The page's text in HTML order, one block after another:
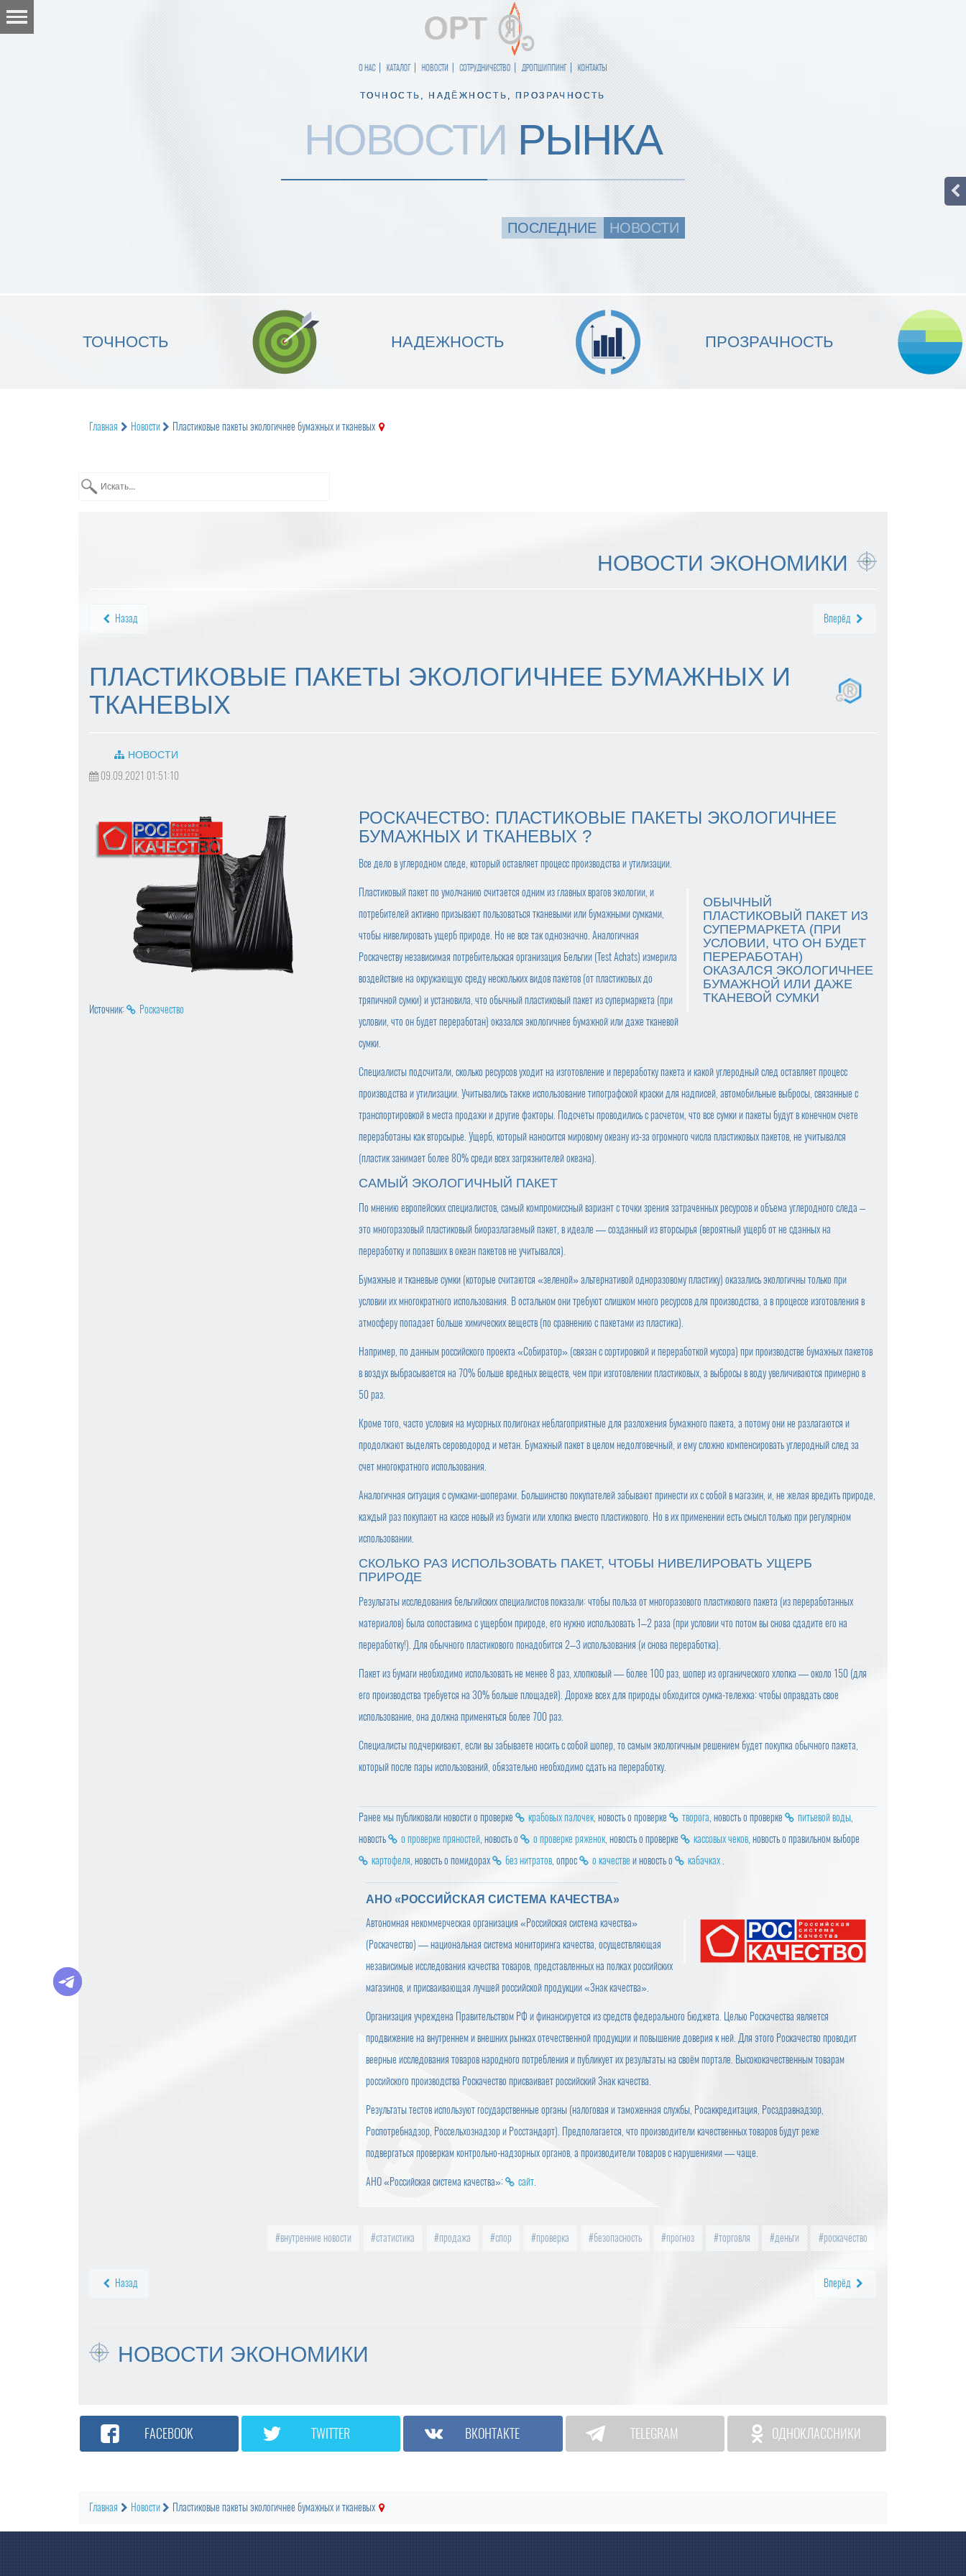
О НАС КАТАЛОГ НОВОСТИ СОТРУДНИЧЕСТВО ДРОПШИППИНГ КОНТАКТЫ
ТОЧНОСТЬ, НАДЁЖНОСТЬ, ПРОЗРАЧНОСТЬ
НОВОСТИ РЫНКА
ПОСЛЕДНИЕ НОВОСТИ
ТОЧНОСТЬ
МЫ ГАРАНТИРУЕМ ТОЧНОСТЬ
ИСПОЛНЕНИЯ
НАДЕЖНОСТЬ
МЫ ОБЕСПЕЧИВАЕМ
НАДЕЖНОСТЬ ИСПОЛНЕНИЯ
ПРОЗРАЧНОСТЬ
Главная Новости Пластиковые пакеты экологичнее бумажных и тканевых
НОВОСТИ ЭКОНОМИКИ
Назад Вперёд
ПЛАСТИКОВЫЕ ПАКЕТЫ ЭКОЛОГИЧНЕЕ БУМАЖНЫХ И
ТКАНЕВЫХ
НОВОСТИ
09.09.2021 01:51:10
Источник: Роскачество
РОСКАЧЕСТВО: ПЛАСТИКОВЫЕ ПАКЕТЫ ЭКОЛОГИЧНЕЕ
БУМАЖНЫХ И ТКАНЕВЫХ ?
Все дело в углеродном следе, который оставляет процесс производства и утилизации.
ОБЫЧНЫЙ
ПЛАСТИКОВЫЙ ПАКЕТ ИЗ
СУПЕРМАРКЕТА (ПРИ
УСЛОВИИ, ЧТО ОН БУДЕТ
ПЕРЕРАБОТАН)
ОКАЗАЛСЯ ЭКОЛОГИЧНЕЕ
БУМАЖНОЙ ИЛИ ДАЖЕ
ТКАНЕВОЙ СУМКИ
Пластиковый пакет по умолчанию считается одним из главных врагов экологии, и
потребителей активно призывают пользоваться тканевыми или бумажными сумками,
чтобы нивелировать ущерб природе. Но не все так однозначно. Аналогичная
Роскачеству независимая потребительская организация Бельгии (Test Aсhats) измерила
воздействие на окружающую среду нескольких видов пакетов (от пластиковых до
тряпичной сумки) и установила, что обычный пластиковый пакет из супермаркета (при
условии, что он будет переработан) оказался экологичнее бумажной или даже тканевой
сумки.
Специалисты подсчитали, сколько ресурсов уходит на изготовление и переработку пакета и какой углеродный след оставляет процесс
производства и утилизации. Учитывались также использование типографской краски для надписей, автомобильные выбросы, связанные с
транспортировкой в места продажи и другие факторы. Подсчеты проводились с расчетом, что все сумки и пакеты будут в конечном счете
переработаны как вторсырье. Ущерб, который наносится мировому океану из-за огромного числа пластиковых пакетов, не учитывался
(пластик занимает более 80% среди всех загрязнителей океана).
САМЫЙ ЭКОЛОГИЧНЫЙ ПАКЕТ
По мнению европейских специалистов, самый компромиссный вариант с точки зрения затраченных ресурсов и объема углеродного следа –
это многоразовый пластиковый биоразлагаемый пакет, в идеале — созданный из вторсырья (вероятный ущерб от не сданных на
переработку и попавших в океан пакетов не учитывался).
Бумажные и тканевые сумки (которые считаются «зеленой» альтернативой одноразовому пластику) оказались экологичны только при
условии их многократного использования. В остальном они требуют слишком много ресурсов для производства, а в процессе изготовления в
атмосферу попадает больше химических веществ (по сравнению с пакетами из пластика).
Например, по данным российского проекта «Собиратор» (связан с сортировкой и переработкой мусора) при производстве бумажных пакетов
в воздух выбрасывается на 70% больше вредных веществ, чем при изготовлении пластиковых, а выбросы в воду увеличиваются примерно в
50 раз.
Кроме того, часто условия на мусорных полигонах неблагоприятные для разложения бумажного пакета, а потому они не разлагаются и
продолжают выделять сероводород и метан. Бумажный пакет в целом недолговечный, и ему сложно компенсировать углеродный след за
счет многократного использования.
Аналогичная ситуация с сумками-шоперами. Большинство покупателей забывают принести их с собой в магазин, и, не желая вредить природе,
каждый раз покупают на кассе новый из бумаги или хлопка вместо пластикового. Но в их применении есть смысл только при регулярном
использовании.
СКОЛЬКО РАЗ ИСПОЛЬЗОВАТЬ ПАКЕТ, ЧТОБЫ НИВЕЛИРОВАТЬ УЩЕРБ
ПРИРОДЕ
Результаты исследования бельгийских специалистов показали: чтобы польза от многоразового пластикового пакета (из переработанных
материалов) была сопоставима с ущербом природе, его нужно использовать 1–2 раза (при условии что потом вы снова сдадите его на
переработку!). Для обычного пластикового понадобится 2–3 использования (и снова переработка).
Пакет из бумаги необходимо использовать не менее 8 раз, хлопковый — более 100 раз, шопер из органического хлопка — около 150 (для
его производства требуется на 30% больше площадей). Дороже всех для природы обходится сумка-тележка: чтобы оправдать свое
использование, она должна применяться более 700 раз.
Специалисты подчеркивают, если вы забываете носить с собой шопер, то самым экологичным решением будет покупка обычного пакета,
который после пары использований, обязательно необходимо сдать на переработку.
Ранее мы публиковали новости о проверке крабовых палочек , новость о проверке творога , новость о проверке питьевой воды
новость
о проверке пряностей , новость о о проверке ряженок , новость о проверке кассовых чеков , новость о правильном выборе
картофеля , новость о помидорах без нитратов , опрос о качестве и новость о кабачках
АНО «РОССИЙСКАЯ СИСТЕМА КАЧЕСТВА»
Автономная некоммерческая организация «Российская система качества»
(Роскачество) — национальная система мониторинга качества, осуществляющая
независимые исследования качества товаров, представленных на полках российских
магазинов, и присваивающая лучшей российской продукции «Знак качества».
Организация учреждена Правительством РФ и финансируется из средств федерального бюджета. Целью Роскачества является
продвижение на внутреннем и внешних рынках отечественной продукции и повышение доверия к ней. Для этого Роскачество проводит
веерные исследования товаров народного потребления и публикует их результаты на своём портале. Высококачественным товарам
российского производства Роскачество присваивает российский Знак качества.
Результаты тестов используют государственные органы (налоговая и таможенная службы, Росаккредитация, Росздравнадзор,
Роспотребнадзор, Россельхознадзор и Росстандарт). Предполагается, что производители качественных товаров будут реже
подвергаться проверкам контрольно-надзорных органов, а производители товаров с нарушениями — чаще.
АНО «Российская система качества»: сайт
внутренние новости статистика продажа спор проверка безопасность прогноз торговля деньги роскачество
Назад Вперёд
НОВОСТИ ЭКОНОМИКИ
FACEBOOK TWITTER ВКОНТАКТЕ TELEGRAM ОДНОКЛАССНИКИ
Главная Новости Пластиковые пакеты экологичнее бумажных и тканевых